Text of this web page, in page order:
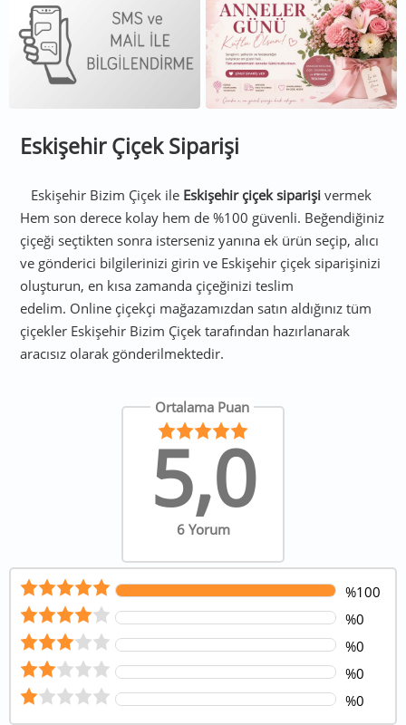
Eskişehir Çiçek Siparişi
Eskişehir Bizim Çiçek ile Eskişehir çiçek siparişi vermek
Hem son derece kolay hem de %100 güvenli. Beğendiğiniz
çiçeği seçtikten sonra isterseniz yanına ek ürün seçip, alıcı
ve gönderici bilgilerinizi girin ve Eskişehir çiçek siparişinizi
oluşturun, en kısa zamanda çiçeğinizi teslim
edelim. Online çiçekçi mağazamızdan satın aldığınız tüm
çiçekler Eskişehir Bizim Çiçek tarafından hazırlanarak
aracısız olarak gönderilmektedir.
Ortalama Puan
5,0
6 Yorum
%100
%0
%0
%0
%0